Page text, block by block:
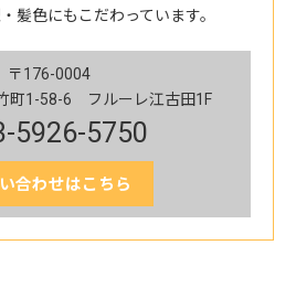
髪色にもこだわっています。
〒176-0004
町1-58-6 フルーレ江古田1F
5926-5750
合わせはこちら